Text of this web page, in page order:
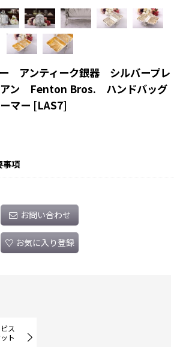
アンティーク銀器 シルバープレ
ン Fenton Bros. ハンドバッグ
マー [LAS7]
事項
お問い合わせ
お気に入り登録
ス
ト